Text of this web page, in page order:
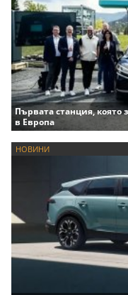
Първата станция, която
в Европа
НОВИНИ